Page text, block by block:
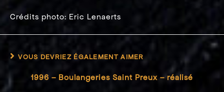
Crédits photo: Eric Lenaerts
VOUS DEVRIEZ ÉGALEMENT AIMER
1996 – Boulangeries Saint Preux – réalisé